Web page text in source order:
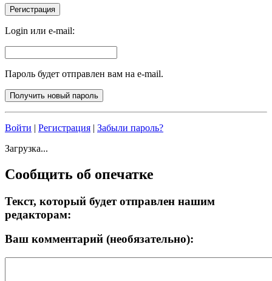
Login или e-mail:
Пароль будет отправлен вам на e-mail.
Войти | Регистрация | Забыли пароль?
Загрузка...
Сообщить об опечатке
Текст, который будет отправлен нашим
редакторам:
Ваш комментарий (необязательно):